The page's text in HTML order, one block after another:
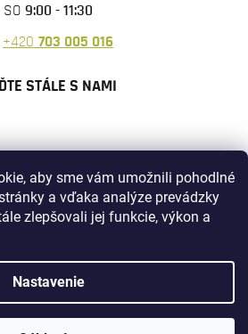
aby sme vám umožnili pohodlné
a vďaka analýze prevádzky
zlepšovali jej funkcie, výkon a
Nastavenie
SO 9:00 - 11:30
+420 703 005 016
STÁLE S NAMI
Vytvoril Shoptet